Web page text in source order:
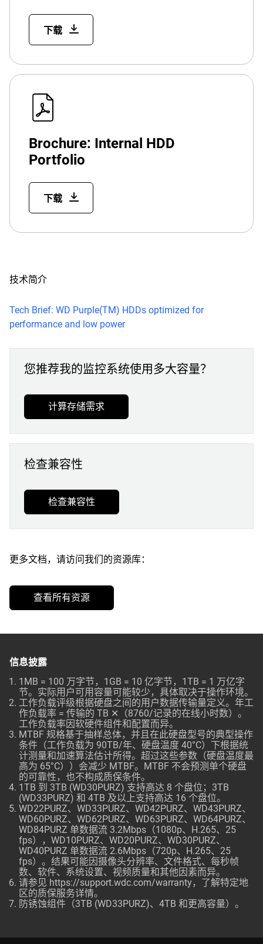
下载
Brochure: Internal HDD
Portfolio
下载
技术简介
Tech Brief: WD Purple(TM) HDDs optimized for
performance and low power
您推荐我的监控系统使用多大容量？
计算存储需求
检查兼容性
检查兼容性
更多文档，请访问我们的资源库：
查看所有资源
信息披露
1MB = 100 万字节，1GB = 10 亿字节，1TB = 1 万亿字
节。实际用户可用容量可能较少，具体取决于操作环境。
工作负载评级根据硬盘之间的用户数据传输量定义。年工
作负载率 = 传输的 TB ✕（8760/记录的在线小时数）。
工作负载率因软硬件组件和配置而异。
MTBF 规格基于抽样总体，并且在此硬盘型号的典型操作
条件（工作负载为 90TB/年、硬盘温度 40°C）下根据统
计测量和加速算法估计所得。超过这些参数（硬盘温度最
高为 65°C））会减少 MTBF。MTBF 不会预测单个硬盘
的可靠性，也不构成质保条件。
1TB 到 3TB (WD30PURZ) 支持高达 8 个盘位；3TB
(WD33PURZ) 和 4TB 及以上支持高达 16 个盘位。
WD22PURZ、WD33PURZ、WD42PURZ、WD43PURZ、
WD60PURZ、WD62PURZ、WD63PURZ、WD64PURZ、
WD84PURZ 单数据流 3.2Mbps（1080p、H.265、25
fps），WD10PURZ、WD20PURZ、WD30PURZ、
WD40PURZ 单数据流 2.6Mbps（720p、H.265、25
fps）。结果可能因摄像头分辨率、文件格式、每秒帧
数、软件、系统设置、视频质量和其他因素而异。
请参见 https://support.wdc.com/warranty，了解特定地
区的质保服务详情。
防锈蚀组件（3TB (WD33PURZ)、4TB 和更高容量）。